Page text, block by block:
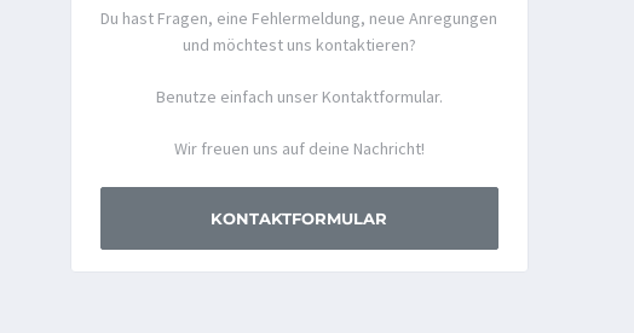
Du hast Fragen, eine Fehlermeldung, neue Anregungen
und möchtest uns kontaktieren?
Benutze einfach unser Kontaktformular.
Wir freuen uns auf deine Nachricht!
KONTAKTFORMULAR